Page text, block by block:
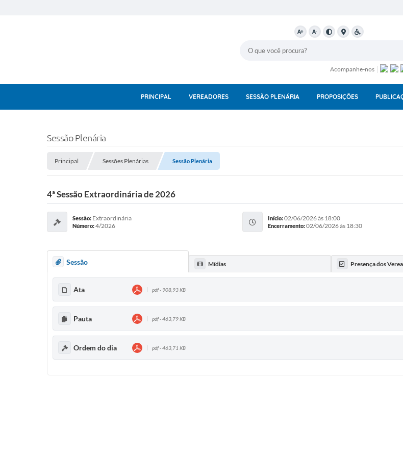
A+ A-
Acompanhe-nos
PRINCIPAL VEREADORES SESSÃO PLENÁRIA PROPOSIÇÕES
Sessão Plenária
Principal Sessões Plenárias Sessão Plenária
4ª Sessão Extraordinária de 2026
Sessão: Extraordinária
Número:4/2026
Início:02/06/2026 às 18:00
Encerramento:02/06/2026 às 18:30
Sessão Mídias Presença dos
Ata pdf - 908,93 KB
Pauta pdf - 463,79 KB
Ordem do dia pdf - 463,71 KB